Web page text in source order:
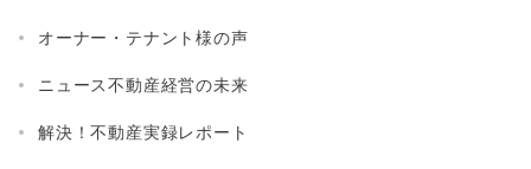
オーナー・テナント様の声
ニュース不動産経営の未来
解決！不動産実録レポート